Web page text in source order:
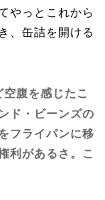
やっとこれから
、缶詰を開ける
腹を感じたこ
ド・ビーンズの
フライパンに移
利があるさ。こ